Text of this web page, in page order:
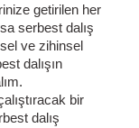
getirilen her
serbest dalış
ve zihinsel
dalışın
bir
dalış